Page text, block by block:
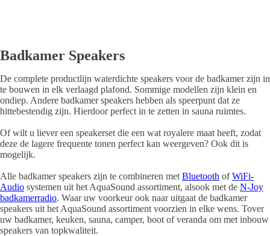
Badkamer Speakers
De complete productlijn waterdichte speakers voor de badkamer zijn in
te bouwen in elk verlaagd plafond. Sommige modellen zijn klein en
ondiep. Andere badkamer speakers hebben als speerpunt dat ze
hittebestendig zijn. Hierdoor perfect in te zetten in sauna ruimtes.
Of wilt u liever een speakerset die een wat royalere maat heeft, zodat
deze de lagere frequente tonen perfect kan weergeven? Ook dit is
mogelijk.
Alle badkamer speakers zijn te combineren met Bluetooth ofWiFi-
Audio systemen uit het AquaSound assortiment, alsook met de N-Joy
badkamerradio. Waar uw voorkeur ook naar uitgaat de badkamer
speakers uit het AquaSound assortiment voorzien in elke wens. Tover
uw badkamer, keuken, sauna, camper, boot of veranda om met inbouw
speakers van topkwaliteit.